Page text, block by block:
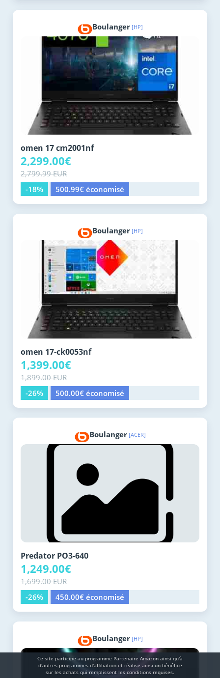
Boulanger [HP]
omen 17 cm2001nf
2,299.00€
2,799.99 EUR
-18%
500.99€ économisé
Boulanger [HP]
omen 17-ck0053nf
1,399.00€
1,899.00 EUR
-26%
500.00€ économisé
Boulanger [ACER]
Predator PO3-640
1,249.00€
1,699.00 EUR
-26%
450.00€ économisé
Boulanger [HP]
Ce site participe au programme Partenaire Αmazοn ainsi qu'à
d'autres programmes d'affiliation et réalise ainsi un bénéfice
sur les achats qui remplissent les conditions requises.